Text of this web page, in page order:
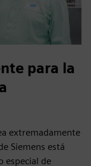
para la
extremadamente
Siemens está
especial de